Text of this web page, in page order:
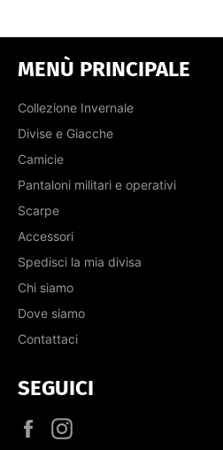
MENÙ PRINCIPALE
Collezione Invernale
Divise e Giacche
Camicie
Pantaloni militari e operativi
Scarpe
Accessori
Spedisci la mia divisa
Chi siamo
Dove siamo
Contattaci
SEGUICI
Facebook